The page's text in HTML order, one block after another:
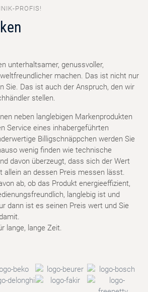
PROFIS!
unterhaltsamer, genussvoller,
machen. Das ist nicht nur
Sie. Das ist auch der Anspruch, den wir
stellen.
neben langlebigen Markenprodukten
Service eines inhabergeführten
Billigschnäppchen werden Sie
wenig finden wie technische
davon überzeugt, dass sich der Wert
allein an dessen Preis messen lässt.
ab, ob das Produkt energieeffizient,
langlebig ist und
dann ist es seinen Preis wert und Sie
lange, lange Zeit.